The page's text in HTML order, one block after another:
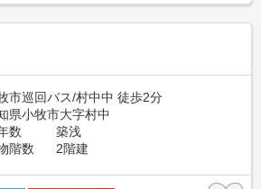
市巡回バス/村中中 徒歩2分
県小牧市大字村中
数
築浅
階数
2階建